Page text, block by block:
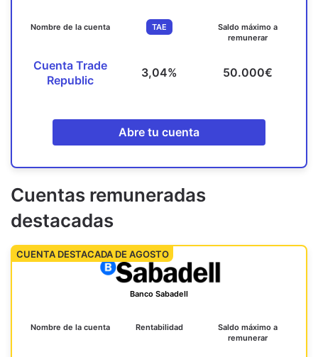
Nombre de la cuenta
Cuenta Trade
Republic
TAE
3,04%
Saldo máximo a
remunerar
50.000€
Abre tu cuenta
Cuentas remuneradas
destacadas
CUENTA DESTACADA DE AGOSTO
Banco Sabadell
Nombre de la cuenta Rentabilidad
Saldo máximo a
remunerar